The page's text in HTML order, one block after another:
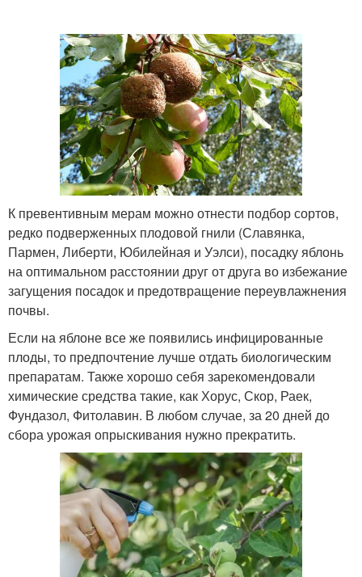
К превентивным мерам можно отнести подбор сортов,
редко подверженных плодовой гнили (Славянка,
Пармен, Либерти, Юбилейная и Уэлси), посадку яблонь
на оптимальном расстоянии друг от друга во избежание
загущения посадок и предотвращение переувлажнения
почвы.
Если на яблоне все же появились инфицированные
плоды, то предпочтение лучше отдать биологическим
препаратам. Также хорошо себя зарекомендовали
химические средства такие, как Хорус, Скор, Раек,
Фундазол, Фитолавин. В любом случае, за 20 дней до
сбора урожая опрыскивания нужно прекратить.